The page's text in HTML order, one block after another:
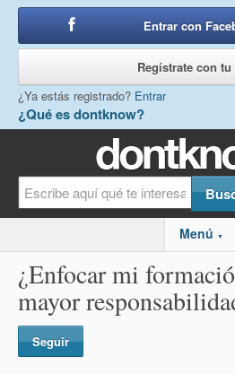
¿Qué es dontknow?
Entrar con
Regístrate con tu
¿Ya estás registrado? Entrar
Menú ▼
¿Enfocar mi
mayor
Seguir